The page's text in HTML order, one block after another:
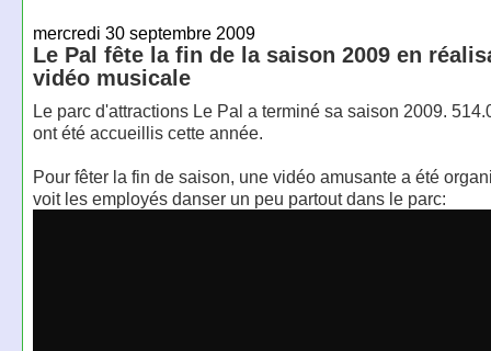
mercredi 30 septembre 2009
Le Pal fête la fin de la saison 2009 en
vidéo musicale
Le parc d'attractions Le Pal a terminé sa saison 2009.
ont été accueillis cette année.
Pour fêter la fin de saison, une vidéo amusante a été
voit les employés danser un peu partout dans le parc: